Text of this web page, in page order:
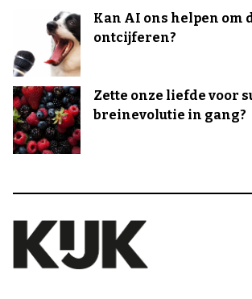
Kan AI ons helpen om
ontcijferen?
Zette onze liefde voor
breinevolutie in gang?